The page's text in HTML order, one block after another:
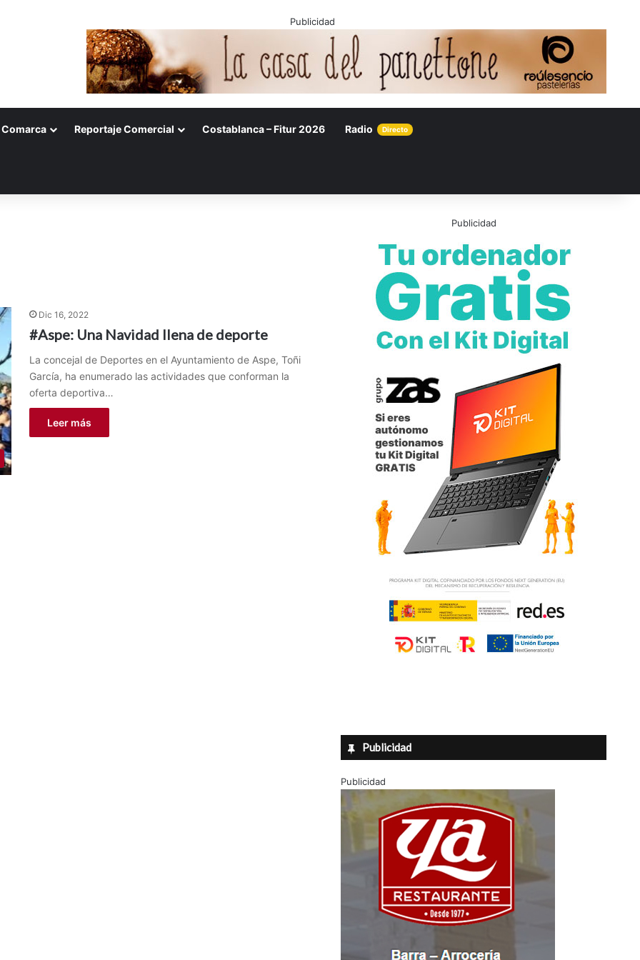
Publicidad
Comarca Reportaje Comercial Costablanca – Fitur 2026 Radio Directo
Dic 16, 2022
#Aspe: Una Navidad llena de deporte
La concejal de Deportes en el Ayuntamiento de Aspe, Toñi
García, ha enumerado las actividades que conforman la
oferta deportiva…
Leer más
Publicidad
Publicidad
Publicidad